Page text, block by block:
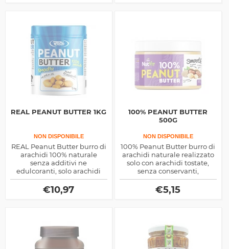
REAL PEANUT BUTTER 1KG
NON DISPONIBILE
REAL Peanut Butter burro di
arachidi 100% naturale
senza additivi ne
edulcoranti, solo arachidi
tostate, ottima fonte di grassi
energetici e antiossidanti,
ma anche di proteine nobili,
€10,97
100% PEANUT BUTTER
500G
NON DISPONIBILE
100% Peanut Butter burro di
arachidi naturale realizzato
solo con arachidi tostate,
senza conservanti,
dolcificanti ne edulcoranti,
ottima fonte di energia e
proteine nobili di origine
€5,15